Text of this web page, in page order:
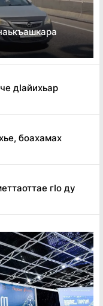
дӏайихьар
боахамах
гӏо ду